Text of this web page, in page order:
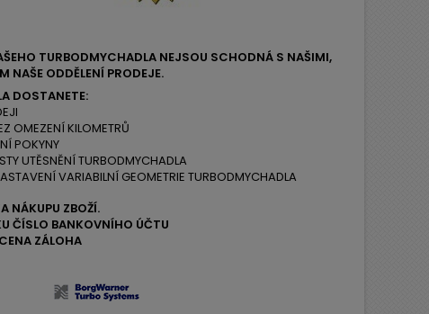
TURBODMYCHADLA NEJSOU SCHODNÁ S NAŠIMI,
NAŠE ODDĚLENÍ PRODEJE.
DOSTANETE:
OMEZENÍ KILOMETRŮ
POKYNY
UTĚSNĚNÍ TURBODMYCHADLA
VARIABILNÍ GEOMETRIE TURBODMYCHADLA
NÁKUPU ZBOŽÍ.
ČÍSLO BANKOVNÍHO ÚČTU
ZÁLOHA